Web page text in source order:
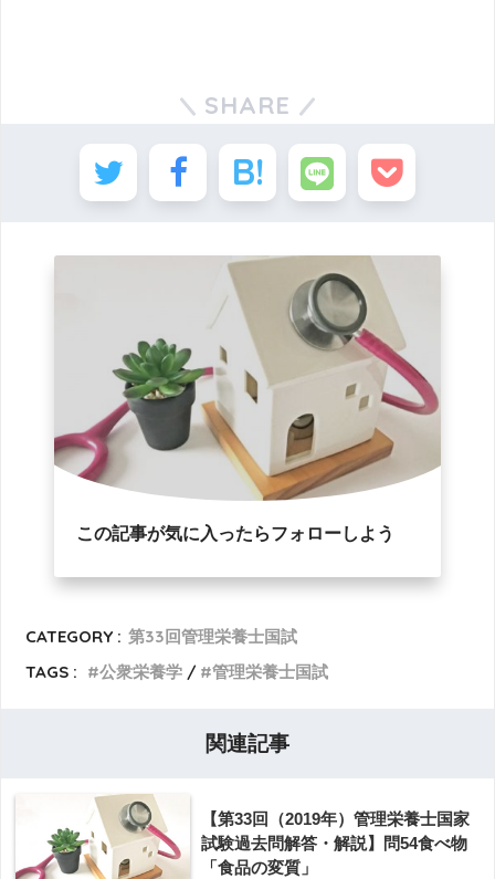
SHARE
この記事が気に入ったらフォローしよう
CATEGORY : 第33回管理栄養士国試
TAGS :
公衆栄養学 管理栄養士国試
関連記事
【第33回（2019年）管理栄養士国家
試験過去問解答・解説】問54食べ物
「食品の変質」